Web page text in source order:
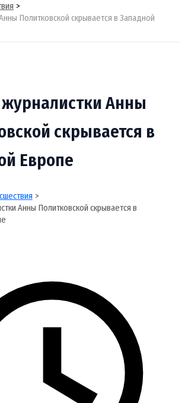
Политковской скрывается в Западной
Анны
скрывается в
Европе
Анны Политковской скрывается в